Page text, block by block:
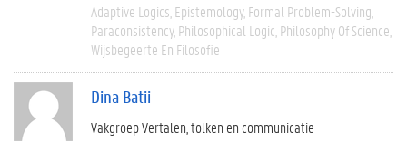
Adaptive Logics Epistemology Formal Problem-Solving
Paraconsistency Philosophical Logic Philosophy Of Science
Wijsbegeerte En Filosofie
Dina Batii
Vakgroep Vertalen, tolken en communicatie